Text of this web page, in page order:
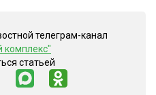
телеграм-канал
комплекс"
статьей